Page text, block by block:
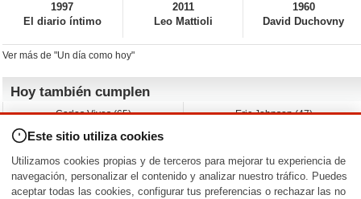
1997
El diario íntimo
2011
Leo Mattioli
1960
David Duchovny
Ver más de "Un día como hoy"
Hoy también cumplen
Carlos Vives (65)
Nicholas Ray (-)
Charlize Theron (51)
Maggie Wheeler (65)
Eric Johnson (47)
Wayne Knight (71)
Michael Shannon (52)
Este sitio utiliza cookies
Utilizamos cookies propias y de terceros para mejorar tu experiencia de
navegación, personalizar el contenido y analizar nuestro tráfico. Puedes
aceptar todas las cookies, configurar tus preferencias o rechazar las no